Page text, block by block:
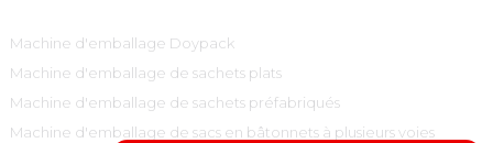
Machine d'emballage Doypack
Machine d'emballage de sachets plats
Machine d'emballage de sachets préfabriqués
Machine d'emballage de sacs en bâtonnets à plusieurs voies